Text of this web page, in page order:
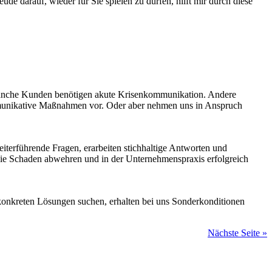
Kunden benötigen akute Krisenkommunikation. Andere
Maßnahmen vor. Oder aber nehmen uns in Anspruch
Fragen, erarbeiten stichhaltige Antworten und
Schaden abwehren und in der Unternehmenspraxis erfolgreich
Lösungen suchen, erhalten bei uns Sonderkonditionen
Nächste Seite »